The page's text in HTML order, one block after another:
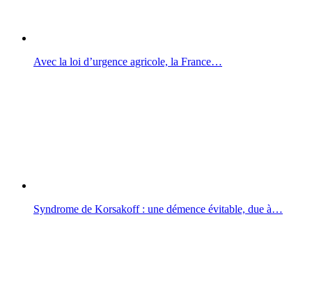
Avec la loi d’urgence agricole, la France…
Syndrome de Korsakoff : une démence évitable, due à…